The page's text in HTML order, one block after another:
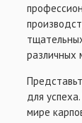
различных
для
мире